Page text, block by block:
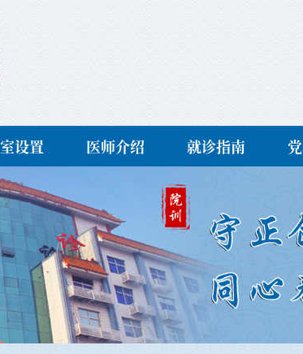
设置 医师介绍 就诊指南